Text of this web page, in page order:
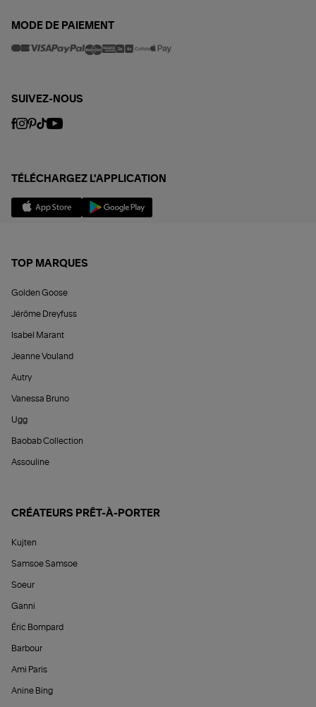
MODE DE PAIEMENT
SUIVEZ-NOUS
TÉLÉCHARGEZ L'APPLICATION
TOP MARQUES
Golden Goose
Jérôme Dreyfuss
Isabel Marant
Jeanne Vouland
Autry
Vanessa Bruno
Ugg
Baobab Collection
Assouline
CRÉATEURS PRÊT-À-PORTER
Kujten
Samsoe Samsoe
Soeur
Ganni
Éric Bompard
Barbour
Ami Paris
Anine Bing